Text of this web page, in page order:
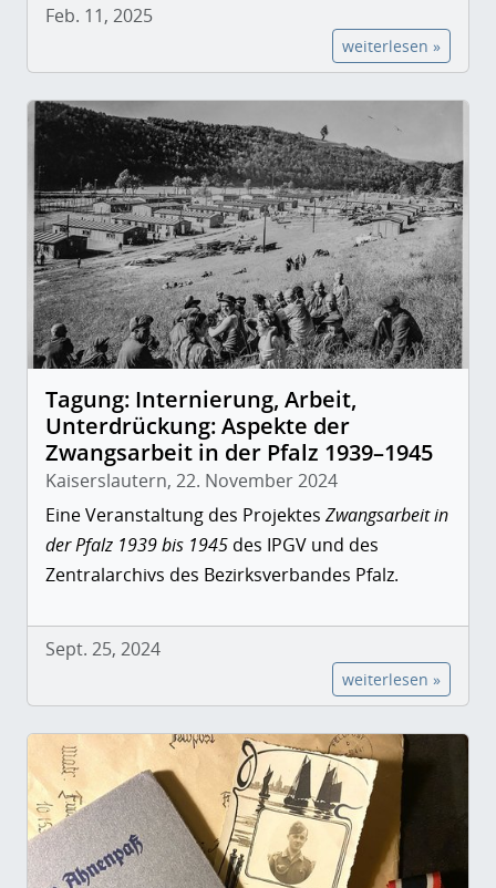
Feb. 11, 2025
weiterlesen »
Tagung: Internierung, Arbeit,
Unterdrückung: Aspekte der
Zwangsarbeit in der Pfalz 1939–1945
Kaiserslautern, 22. November 2024
Eine Veranstaltung des Projektes Zwangsarbeit in
der Pfalz 1939 bis 1945 des IPGV und des
Zentralarchivs des Bezirksverbandes Pfalz.
Sept. 25, 2024
weiterlesen »